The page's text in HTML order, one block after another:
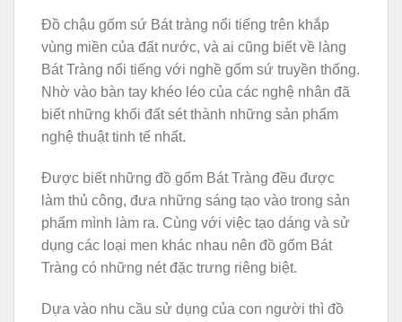
Đồ chậu gốm sứ Bát tràng nổi tiếng trên khắp
vùng miền của đất nước, và ai cũng biết về làng
Bát Tràng nổi tiếng với nghề gốm sứ truyền thống.
Nhờ vào bàn tay khéo léo của các nghệ nhân đã
biết những khối đất sét thành những sản phẩm
nghệ thuật tinh tế nhất.
Được biết những đồ gốm Bát Tràng đều được
làm thủ công, đưa những sáng tạo vào trong sản
phẩm mình làm ra. Cùng với việc tạo dáng và sử
dụng các loại men khác nhau nên đồ gốm Bát
Tràng có những nét đặc trưng riêng biệt.
Dựa vào nhu cầu sử dụng của con người thì đồ